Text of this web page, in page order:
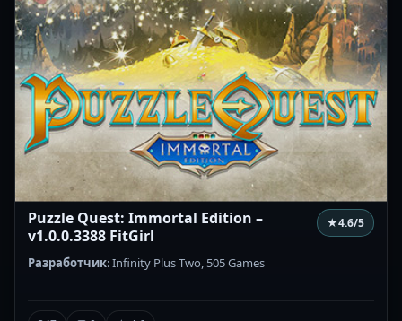
Puzzle Quest: Immortal Edition –
v1.0.0.3388 FitGirl
★4.6/5
Разработчик: Infinity Plus Two, 505 Games